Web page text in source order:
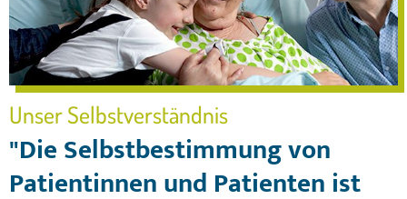
Unser Selbstverständnis
"Die Selbstbestimmung von
Patientinnen und Patienten ist